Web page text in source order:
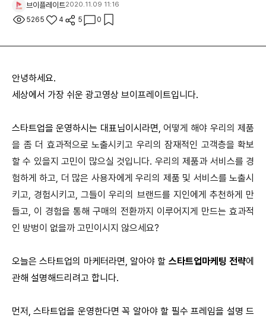
브이플레이트2020.11.09 11:16
5265 4 5 0
안녕하세요.
세상에서 가장 쉬운 광고영상 브이프레이트입니다.
스타트업을 운영하시는 대표님이시라면, 어떻게 해야 우리의 제품
을 좀 더 효과적으로 노출시키고 우리의 잠재적인 고객층을 확보
할 수 있을지 고민이 많으실 것입니다. 우리의 제품과 서비스를 경
험하게 하고, 더 많은 사용자에게 우리의 제품 및 서비스를 노출시
키고, 경험시키고, 그들이 우리의 브랜드를 지인에게 추천하게 만
들고, 이 경험을 통해 구매의 전환까지 이루어지게 만드는 효과적
인 방벙이 없을까 고민이시지 않으세요?
오늘은 스타트업의 마케터라면, 알아야 할 스타트업마케팅 전략에
관해 설명해드리려고 합니다.
먼저, 스타트업을 운영한다면 꼭 알아야 할 필수 프레임을 설명 드